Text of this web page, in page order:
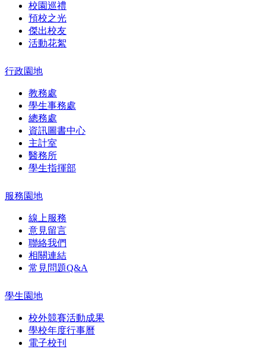
校園巡禮
預校之光
傑出校友
活動花絮
行政園地
教務處
學生事務處
總務處
資訊圖書中心
主計室
醫務所
學生指揮部
服務園地
線上服務
意見留言
聯絡我們
相關連結
常見問題Q&A
學生園地
校外競賽活動成果
學校年度行事曆
電子校刊